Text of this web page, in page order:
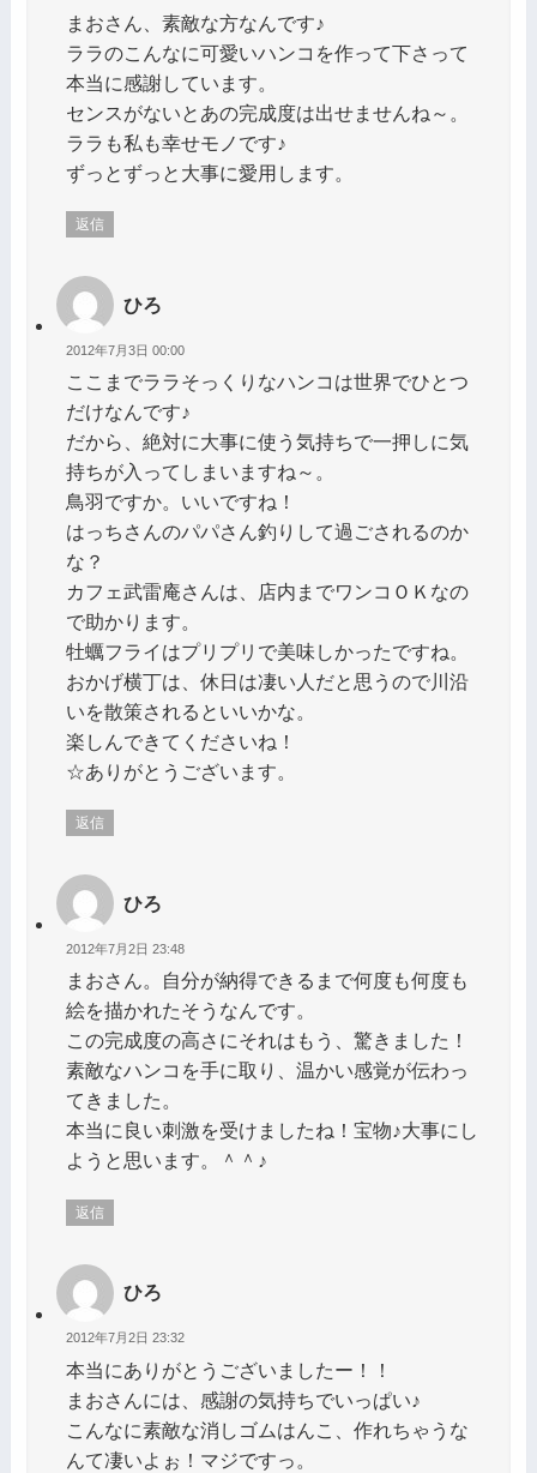
まおさん、素敵な方なんです♪
ララのこんなに可愛いハンコを作って下さって
本当に感謝しています。
センスがないとあの完成度は出せませんね～。
ララも私も幸せモノです♪
ずっとずっと大事に愛用します。
返信
ひろ
2012年7月3日 00:00
ここまでララそっくりなハンコは世界でひとつ
だけなんです♪
だから、絶対に大事に使う気持ちで一押しに気
持ちが入ってしまいますね～。
鳥羽ですか。いいですね！
はっちさんのパパさん釣りして過ごされるのか
な？
カフェ武雷庵さんは、店内までワンコＯＫなの
で助かります。
牡蠣フライはプリプリで美味しかったですね。
おかげ横丁は、休日は凄い人だと思うので川沿
いを散策されるといいかな。
楽しんできてくださいね！
☆ありがとうございます。
返信
ひろ
2012年7月2日 23:48
まおさん。自分が納得できるまで何度も何度も
絵を描かれたそうなんです。
この完成度の高さにそれはもう、驚きました！
素敵なハンコを手に取り、温かい感覚が伝わっ
てきました。
本当に良い刺激を受けましたね！宝物♪大事にし
ようと思います。＾＾♪
返信
ひろ
2012年7月2日 23:32
本当にありがとうございましたー！！
まおさんには、感謝の気持ちでいっぱい♪
こんなに素敵な消しゴムはんこ、作れちゃうな
んて凄いよぉ！マジですっ。